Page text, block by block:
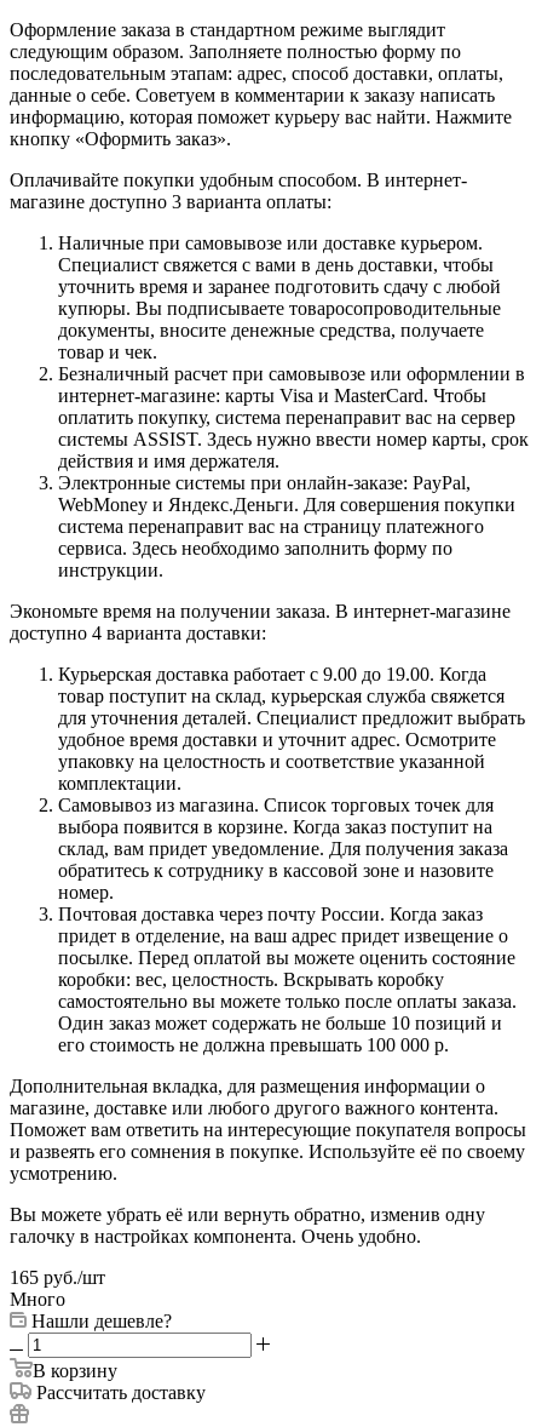
Оформление заказа в стандартном режиме выглядит
следующим образом. Заполняете полностью форму по
последовательным этапам: адрес, способ доставки, оплаты,
данные о себе. Советуем в комментарии к заказу написать
информацию, которая поможет курьеру вас найти. Нажмите
кнопку «Оформить заказ».
Оплачивайте покупки удобным способом. В интернет-
магазине доступно 3 варианта оплаты:
Наличные при самовывозе или доставке курьером.
Специалист свяжется с вами в день доставки, чтобы
уточнить время и заранее подготовить сдачу с любой
купюры. Вы подписываете товаросопроводительные
документы, вносите денежные средства, получаете
товар и чек.
Безналичный расчет при самовывозе или оформлении в
интернет-магазине: карты Visa и MasterCard. Чтобы
оплатить покупку, система перенаправит вас на сервер
системы ASSIST. Здесь нужно ввести номер карты, срок
действия и имя держателя.
Электронные системы при онлайн-заказе: PayPal,
WebMoney и Яндекс.Деньги. Для совершения покупки
система перенаправит вас на страницу платежного
сервиса. Здесь необходимо заполнить форму по
инструкции.
Экономьте время на получении заказа. В интернет-магазине
доступно 4 варианта доставки:
Курьерская доставка работает с 9.00 до 19.00. Когда
товар поступит на склад, курьерская служба свяжется
для уточнения деталей. Специалист предложит выбрать
удобное время доставки и уточнит адрес. Осмотрите
упаковку на целостность и соответствие указанной
комплектации.
Самовывоз из магазина. Список торговых точек для
выбора появится в корзине. Когда заказ поступит на
склад, вам придет уведомление. Для получения заказа
обратитесь к сотруднику в кассовой зоне и назовите
номер.
Почтовая доставка через почту России. Когда заказ
придет в отделение, на ваш адрес придет извещение о
посылке. Перед оплатой вы можете оценить состояние
коробки: вес, целостность. Вскрывать коробку
самостоятельно вы можете только после оплаты заказа.
Один заказ может содержать не больше 10 позиций и
его стоимость не должна превышать 100 000 р.
Дополнительная вкладка, для размещения информации о
магазине, доставке или любого другого важного контента.
Поможет вам ответить на интересующие покупателя вопросы
и развеять его сомнения в покупке. Используйте её по своему
усмотрению.
Вы можете убрать её или вернуть обратно, изменив одну
галочку в настройках компонента. Очень удобно.
165 руб./шт
Много
Нашли дешевле?
В корзину
Рассчитать доставку